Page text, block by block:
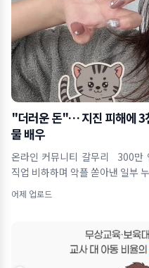
"더러운 돈"… 지진 피해에 3
물 배우
온라인 커뮤니티 갈무리 300만
직업 비하하며 악플 쏟아낸 일부
어제 업로드